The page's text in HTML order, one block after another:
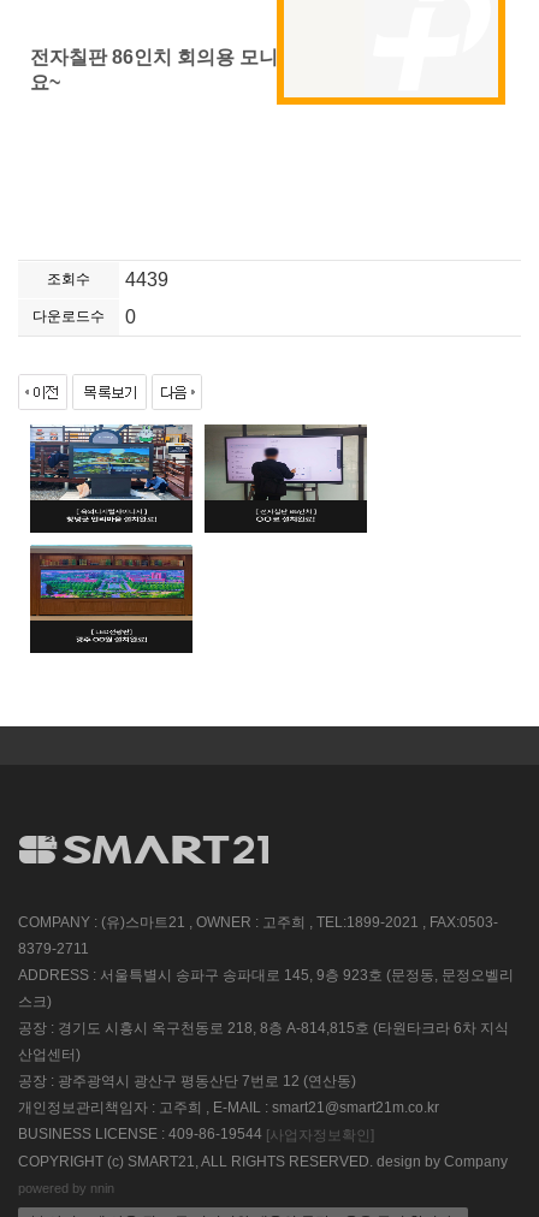
전자칠판 86인치 회의용 모니터 - OO코설치치하고 왔어
요~
조회수 4439
다운로드수 0
COMPANY : (유)스마트21 , OWNER : 고주희 , TEL:1899-2021 , FAX:0503-
8379-2711
ADDRESS : 서울특별시 송파구 송파대로 145, 9층 923호 (문정동, 문정오벨리
스크)
공장 : 경기도 시흥시 옥구천동로 218, 8층 A-814,815호 (타원타크라 6차 지식
산업센터)
공장 : 광주광역시 광산구 평동산단 7번로 12 (연산동)
개인정보관리책임자 : 고주희 , E-MAIL : smart21@smart21m.co.kr
BUSINESS LICENSE : 409-86-19544 [사업자정보확인]
COPYRIGHT (c) SMART21, ALL RIGHTS RESERVED. design by Company
powered by nnin